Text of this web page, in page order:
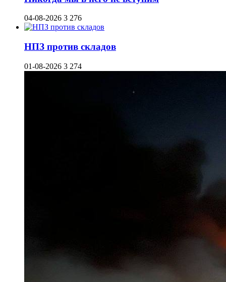
04-08-2026 3 276
НПЗ против складов
01-08-2026 3 274